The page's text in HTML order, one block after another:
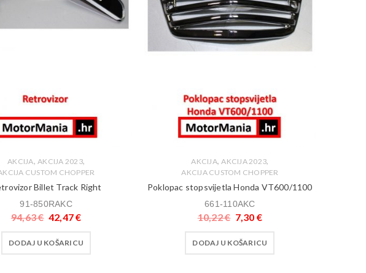
AKCIJA, AKCIJA 2023,
CUSTOM CHOPPER
Billet Track Right
91-850RAKC
94,63€ 42,47€
DODAJ U KOŠARICU
AKCIJA, AKCIJA 2023,
AKCIJA CUSTOM CHOPPER
Poklopac stopsvijetla Honda VT600/1100
661-110AKC
10,22€ 7,30 €
DODAJ U KOŠARICU